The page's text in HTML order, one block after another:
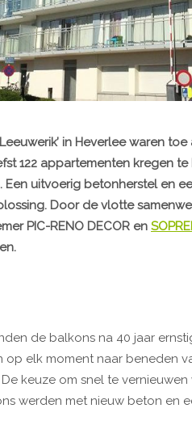
in Heverlee waren
122 appartementen kregen
uitvoerig betonherstel en
Door de vlotte
PIC-RENO DECOR en
de balkons na 40 jaar
elk moment naar beneden
keuze om snel te
werden met nieuw beton en